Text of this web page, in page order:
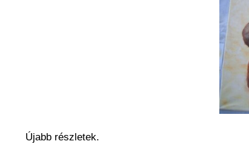
Újabb részletek.